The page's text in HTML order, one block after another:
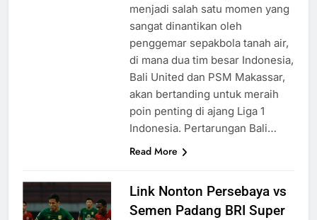
menjadi salah satu momen yang
sangat dinantikan oleh
penggemar sepakbola tanah air,
di mana dua tim besar Indonesia,
Bali United dan PSM Makassar,
akan bertanding untuk meraih
poin penting di ajang Liga 1
Indonesia. Pertarungan Bali…
Read More
Link Nonton Persebaya vs
Semen Padang BRI Super